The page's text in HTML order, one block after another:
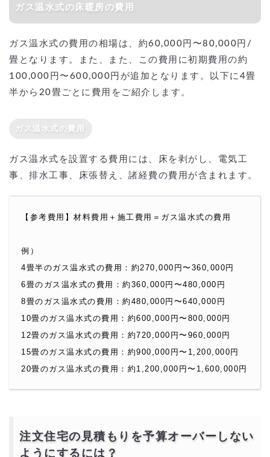
ガス温水式の床暖房の費用
ガス温水式の費用の相場は、約60,000円〜80,000円/
畳となります。また、また、この費用に初期費用の約
100,000円〜600,000円が追加となります。以下に4畳
半から20畳ごとに費用をご紹介します。
ガス温水式の費用
ガス温水式を設置する費用には、床を剥がし、電気工
事、排水工事、床張替え、諸経費の費用が含まれます。
【参考費用】材料費用＋施工費用＝ガス温水式の費用
例）
4畳半のガス温水式の費用：約270,000円〜360,000円
6畳のガス温水式の費用：約360,000円〜480,000円
8畳のガス温水式の費用：約480,000円〜640,000円
10畳のガス温水式の費用：約600,000円〜800,000円
12畳のガス温水式の費用：約720,000円〜960,000円
15畳のガス温水式の費用：約900,000円〜1,200,000円
20畳のガス温水式の費用：約1,200,000円〜1,600,000円
注文住宅の見積もりを予算オーバーしない
ようにするには？